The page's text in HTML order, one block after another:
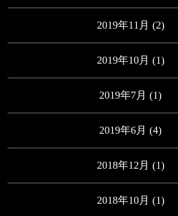
2019年11月 (2)
2019年10月 (1)
2019年7月 (1)
2019年6月 (4)
2018年12月 (1)
2018年10月 (1)